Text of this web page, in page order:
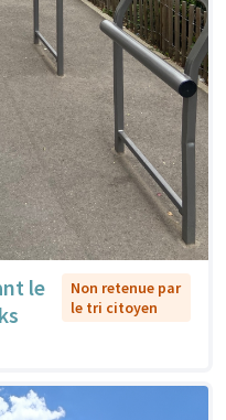
le
Non retenue par
le tri citoyen